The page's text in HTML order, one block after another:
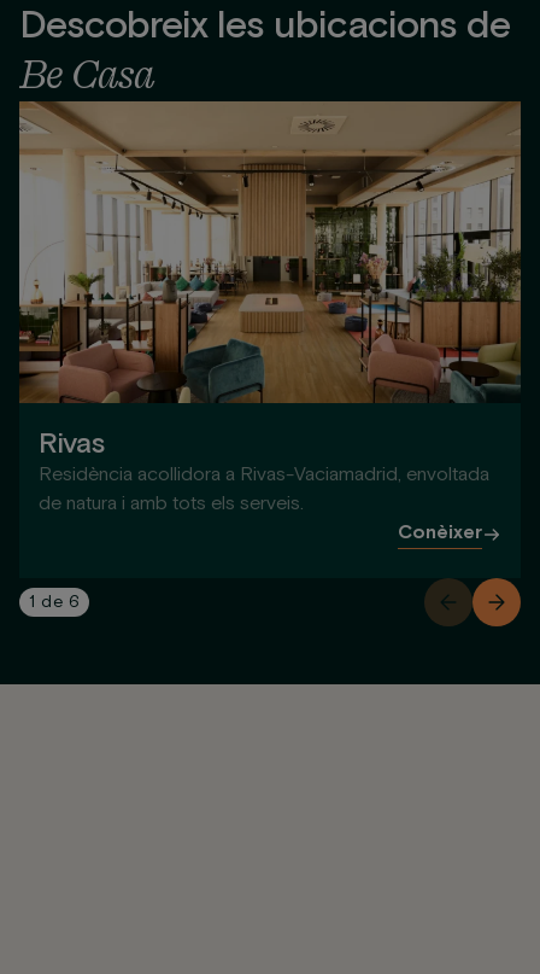
Descobreix les ubicacions de
Be Casa
Rivas
Residència acollidora a Rivas-Vaciamadrid, envoltada
de natura i amb tots els serveis.
Conèixer
1 de 6